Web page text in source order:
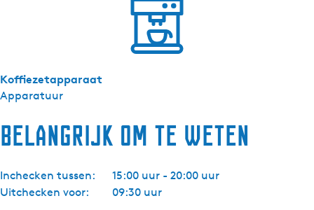
Apparatuur
Koffiezetapparaat
Belangrijk om te weten
Inchecken tussen:
15:00 uur - 20:00 uur
Uitchecken voor:
09:30 uur